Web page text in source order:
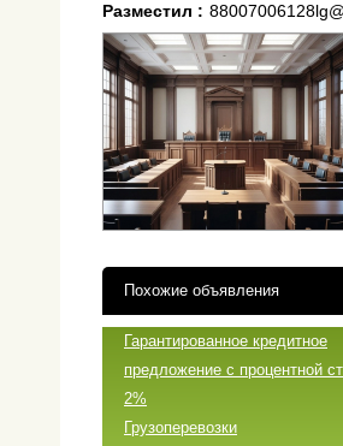
Разместил :
Похожие объявления
Гарантированное кредитное
предложение с процентной
2%
Грузоперевозки